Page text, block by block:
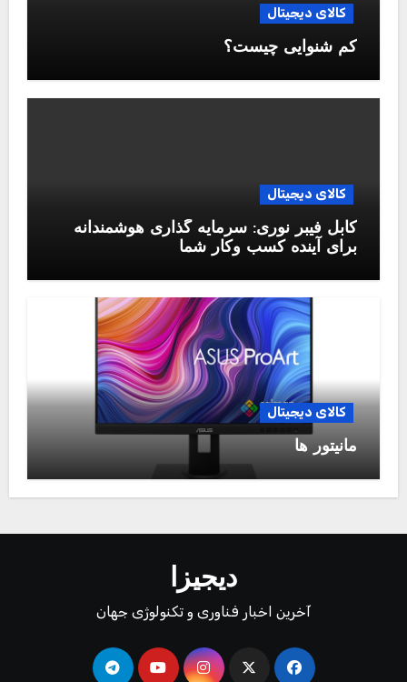
کالای دیجیتال
کم شنوایی چیست؟
کالای دیجیتال
کابل فیبر نوری: سرمایه گذاری هوشمندانه
برای آینده کسب وکار شما
کالای دیجیتال
مانیتور ها
دیجیزا
آخرین اخبار فناوری و تکنولوژی جهان